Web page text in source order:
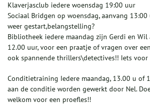
Klaverjasclub iedere woensdag 19:00 uur
Sociaal Bridgen op woensdag, aanvang
weer gestart,belangstelling?
Bibliotheek iedere maandag zijn Gerdi en Wil
12.00 uur, voor een praatje of vragen over
ook spannende thrillers\detectives!! Iets voor
Conditietraining Iedere maandag, 13.00 u of
aan de conditie worden gewerkt door Nel.
welkom voor een proefles!!